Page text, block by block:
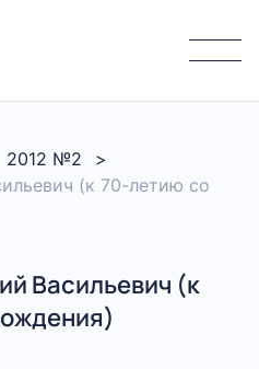
2012 №2
(к 70-летию со
Васильевич (к